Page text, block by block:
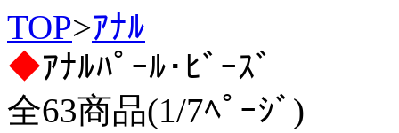
TOP>ｱﾅﾙ
◆ｱﾅﾙﾊﾟｰﾙ･ﾋﾞｰｽﾞ
全63商品(1/7ﾍﾟｰｼﾞ)